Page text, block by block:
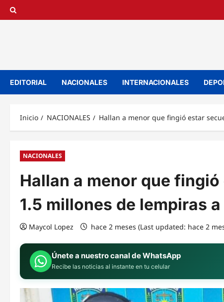
Saltar
EDITORIAL NACIONALES INTERNACIONALES
Inicio NACIONALES Hallan a menor que fingió estar
NACIONALES
Hallan a menor que
1.5 millones de lempiras
Maycol Lopez hace 2 meses (Last updated: hace 2
Únete a nuestro canal de WhatsApp
Recibe las noticias al instante en tu celular